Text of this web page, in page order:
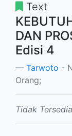
Text
DAN
Edisi 4
Tarwoto -
Orang;
Tidak